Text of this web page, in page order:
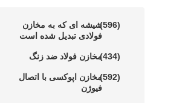
شیشه ای که به مخازن
فولادی تبدیل شده است
(596)
مخازن فولاد ضد زنگ (434)
مخازن اپوکسی با اتصال
فیوژن
(592)